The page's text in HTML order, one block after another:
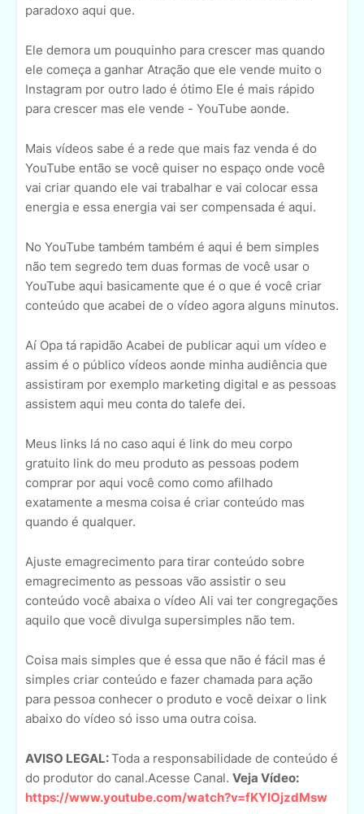
paradoxo aqui que.
Ele demora um pouquinho para crescer mas quando
ele começa a ganhar Atração que ele vende muito o
Instagram por outro lado é ótimo Ele é mais rápido
para crescer mas ele vende - YouTube aonde.
Mais vídeos sabe é a rede que mais faz venda é do
YouTube então se você quiser no espaço onde você
vai criar quando ele vai trabalhar e vai colocar essa
energia e essa energia vai ser compensada é aqui.
No YouTube também também é aqui é bem simples
não tem segredo tem duas formas de você usar o
YouTube aqui basicamente que é o que é você criar
conteúdo que acabei de o vídeo agora alguns minutos.
Aí Opa tá rapidão Acabei de publicar aqui um vídeo e
assim é o público vídeos aonde minha audiência que
assistiram por exemplo marketing digital e as pessoas
assistem aqui meu conta do talefe dei.
Meus links lá no caso aqui é link do meu corpo
gratuito link do meu produto as pessoas podem
comprar por aqui você como como afilhado
exatamente a mesma coisa é criar conteúdo mas
quando é qualquer.
Ajuste emagrecimento para tirar conteúdo sobre
emagrecimento as pessoas vão assistir o seu
conteúdo você abaixa o vídeo Ali vai ter congregações
aquilo que você divulga supersimples não tem.
Coisa mais simples que é essa que não é fácil mas é
simples criar conteúdo e fazer chamada para ação
para pessoa conhecer o produto e você deixar o link
abaixo do vídeo só isso uma outra coisa.
AVISO LEGAL:Toda a responsabilidade de conteúdo é
do produtor do canal.Acesse Canal. Veja Vídeo:
https://www.youtube.com/watch?v=fKYIOjzdMsw